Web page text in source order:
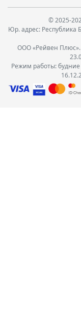
© 2025-
Юр. адрес: Республика
ООО «Рейвен Плюс».
Режим работы: будние